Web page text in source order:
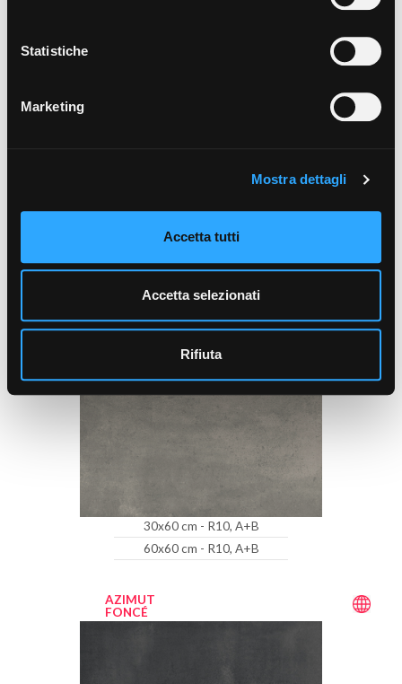
Statistiche
Marketing
Mostra dettagli
Accetta tutti
Accetta selezionati
Rifiuta
30x60 cm - R10, A+B
CHAUD
30x60 cm - R10, A+B
60x60 cm - R10, A+B
AZIMUT
FONCÉ